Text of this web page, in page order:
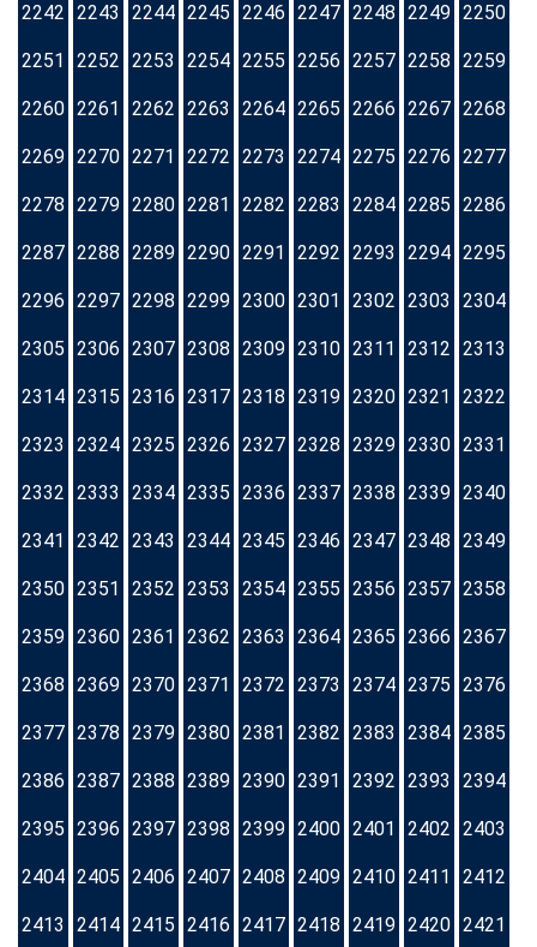
2242 2243 2244 2245 2246 2247 2248 2249 2250
2251 2252 2253 2254 2255 2256 2257 2258 2259
2260 2261 2262 2263 2264 2265 2266 2267 2268
2269 2270 2271 2272 2273 2274 2275 2276 2277
2278 2279 2280 2281 2282 2283 2284 2285 2286
2287 2288 2289 2290 2291 2292 2293 2294 2295
2296 2297 2298 2299 2300 2301 2302 2303 2304
2305 2306 2307 2308 2309 2310 2311 2312 2313
2314 2315 2316 2317 2318 2319 2320 2321 2322
2323 2324 2325 2326 2327 2328 2329 2330 2331
2332 2333 2334 2335 2336 2337 2338 2339 2340
2341 2342 2343 2344 2345 2346 2347 2348 2349
2350 2351 2352 2353 2354 2355 2356 2357 2358
2359 2360 2361 2362 2363 2364 2365 2366 2367
2368 2369 2370 2371 2372 2373 2374 2375 2376
2377 2378 2379 2380 2381 2382 2383 2384 2385
2386 2387 2388 2389 2390 2391 2392 2393 2394
2395 2396 2397 2398 2399 2400 2401 2402 2403
2404 2405 2406 2407 2408 2409 2410 2411 2412
2413 2414 2415 2416 2417 2418 2419 2420 2421